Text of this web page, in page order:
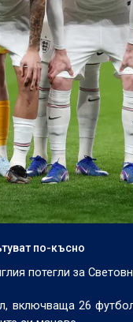
по-късно
потегли за
включваща 26